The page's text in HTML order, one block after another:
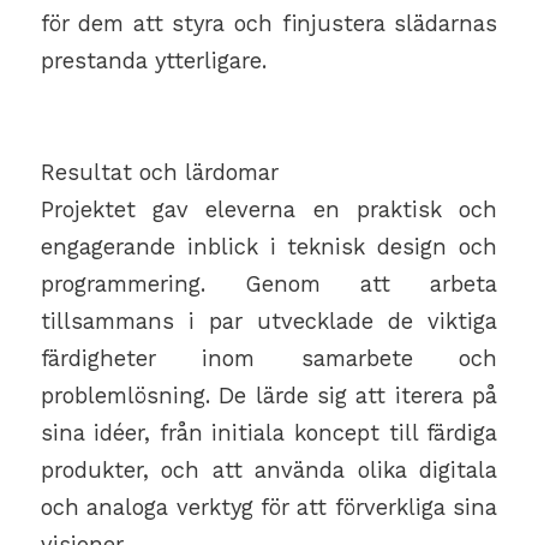
för dem att styra och finjustera slädarnas
prestanda ytterligare.
Resultat och lärdomar
Projektet gav eleverna en praktisk och
engagerande inblick i teknisk design och
programmering. Genom att arbeta
tillsammans i par utvecklade de viktiga
färdigheter inom samarbete och
problemlösning. De lärde sig att iterera på
sina idéer, från initiala koncept till färdiga
produkter, och att använda olika digitala
och analoga verktyg för att förverkliga sina